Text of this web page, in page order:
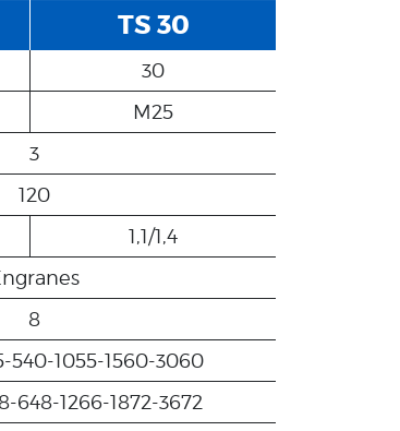
TS 30
30
M25
3
120
1,1/1,4
8
540-1055-1560-3060
648-1266-1872-3672